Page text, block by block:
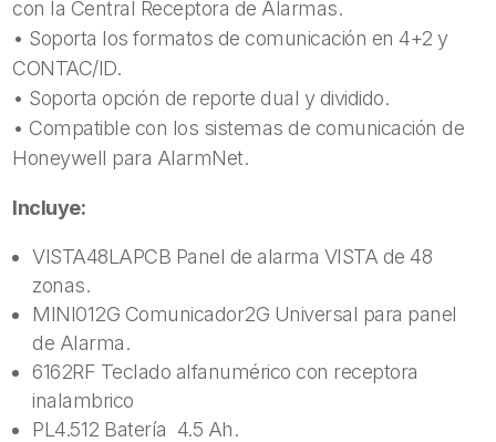
con la Central Receptora de Alarmas.
• Soporta los formatos de comunicación en 4+2 y
CONTAC/ID.
• Soporta opción de reporte dual y dividido.
• Compatible con los sistemas de comunicación de
Honeywell para AlarmNet.
Incluye:
VISTA48LAPCB Panel de alarma VISTA de 48
zonas.
MINI012G Comunicador2G Universal para panel
de Alarma.
6162RF Teclado alfanumérico con receptora
inalambrico
PL4.512 Batería 4.5 Ah.